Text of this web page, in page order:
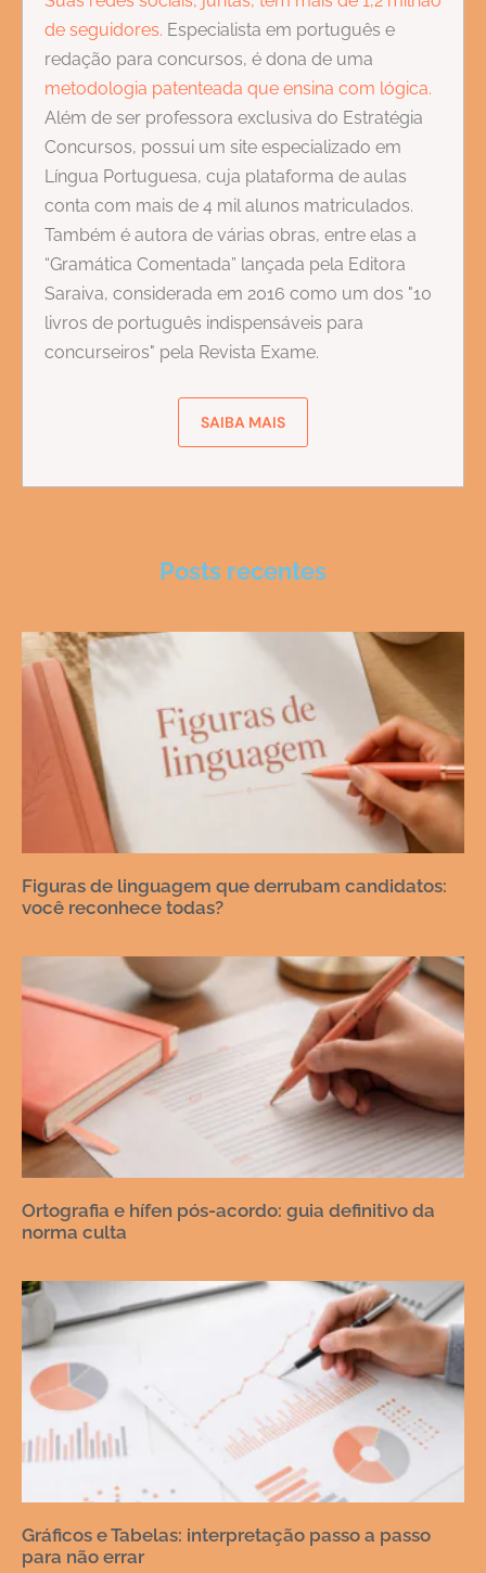
de seguidores. Especialista em português e
redação para concursos, é dona de uma
metodologia patenteada que ensina com lógica.
Além de ser professora exclusiva do Estratégia
Concursos, possui um site especializado em
Língua Portuguesa, cuja plataforma de aulas
conta com mais de 4 mil alunos matriculados.
Também é autora de várias obras, entre elas a
“Gramática Comentada” lançada pela Editora
Saraiva, considerada em 2016 como um dos "10
livros de português indispensáveis para
concurseiros" pela Revista Exame.
SAIBA MAIS
Posts recentes
Figuras de linguagem que derrubam candidatos:
você reconhece todas?
Ortografia e hífen pós-acordo: guia definitivo da
norma culta
Gráficos e Tabelas: interpretação passo a passo
para não errar